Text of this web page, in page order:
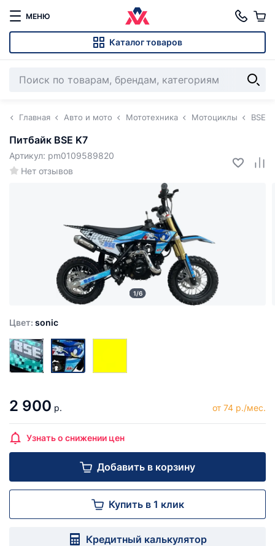
МЕНЮ
Каталог товаров
Главная Авто и мото Мототехника Мотоциклы BSE
Питбайк BSE K7
Нет отзывов
Артикул: pm0109589820
1/6
Цвет: sonic
2 900 р. от 74 р./мес.
Узнать о снижении цен
Добавить в корзину
Купить в 1 клик
Кредитный калькулятор